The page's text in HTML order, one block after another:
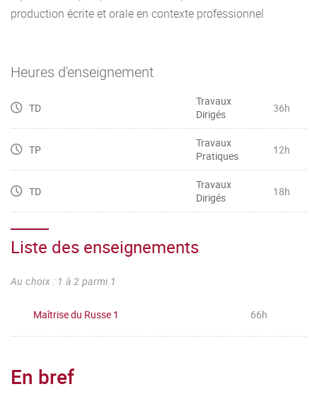
production écrite et orale en contexte professionnel
Heures d'enseignement
TD
Travaux
Dirigés
36h
TP
Travaux
Pratiques
12h
TD
Travaux
Dirigés
18h
Liste des enseignements
Au choix : 1 à 2 parmi 1
Maîtrise du Russe 1 66h
En bref